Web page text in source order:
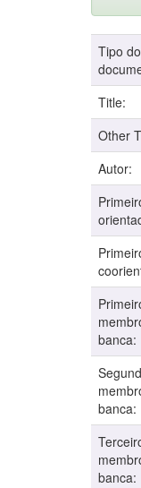
Tipo do
Title:
Other
Autor:
banca:
banca:
banca: